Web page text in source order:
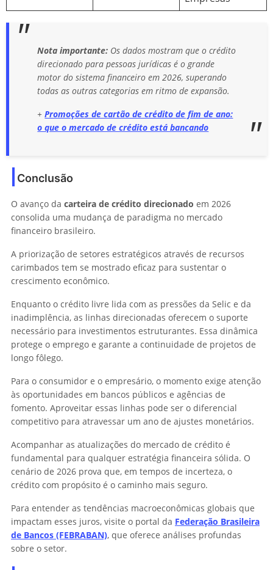
Nota importante: Os dados mostram que o crédito
direcionado para pessoas jurídicas é o grande
motor do sistema financeiro em 2026, superando
todas as outras categorias em ritmo de expansão.
+Promoções de cartão de crédito de fim de ano:
o que o mercado de crédito está bancando
Conclusão
O avanço da carteira de crédito direcionado em 2026
consolida uma mudança de paradigma no mercado
financeiro brasileiro.
A priorização de setores estratégicos através de recursos
carimbados tem se mostrado eficaz para sustentar o
crescimento econômico.
Enquanto o crédito livre lida com as pressões da Selic e da
inadimplência, as linhas direcionadas oferecem o suporte
necessário para investimentos estruturantes. Essa dinâmica
protege o emprego e garante a continuidade de projetos de
longo fôlego.
Para o consumidor e o empresário, o momento exige atenção
às oportunidades em bancos públicos e agências de
fomento. Aproveitar essas linhas pode ser o diferencial
competitivo para atravessar um ano de ajustes monetários.
Acompanhar as atualizações do mercado de crédito é
fundamental para qualquer estratégia financeira sólida. O
cenário de 2026 prova que, em tempos de incerteza, o
crédito com propósito é o caminho mais seguro.
Para entender as tendências macroeconômicas globais que
impactam esses juros, visite o portal da Federação Brasileira
de Bancos (FEBRABAN), que oferece análises profundas
sobre o setor.